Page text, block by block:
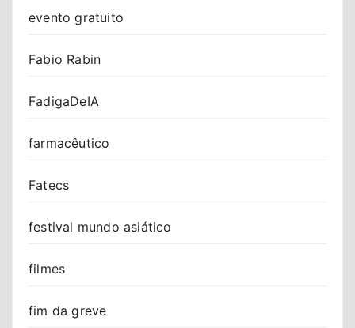
evento gratuito
Fabio Rabin
FadigaDeIA
farmacêutico
Fatecs
festival mundo asiático
filmes
fim da greve